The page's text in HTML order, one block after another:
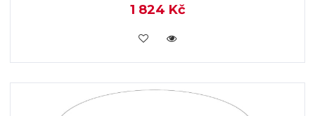
1 824 Kč
VLOŽIT DO KOŠÍKU